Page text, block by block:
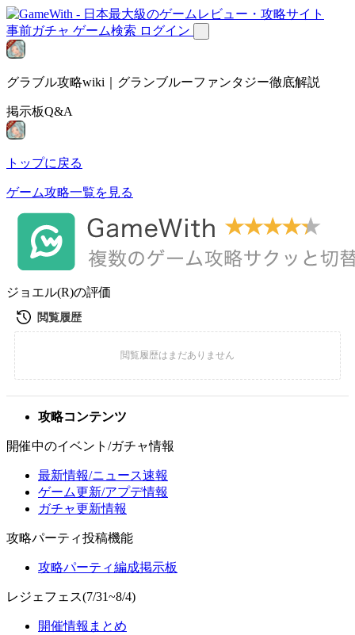
事前ガチャ ゲーム検索 ログイン
グラブル攻略wiki｜グランブルーファンタジー徹底解説
掲示板Q&A
トップに戻る
ゲーム攻略一覧を見る
ジョエル(R)の評価
攻略コンテンツ
開催中のイベント/ガチャ情報
最新情報/ニュース速報
ゲーム更新/アプデ情報
ガチャ更新情報
攻略パーティ投稿機能
攻略パーティ編成掲示板
レジェフェス(7/31~8/4)
開催情報まとめ